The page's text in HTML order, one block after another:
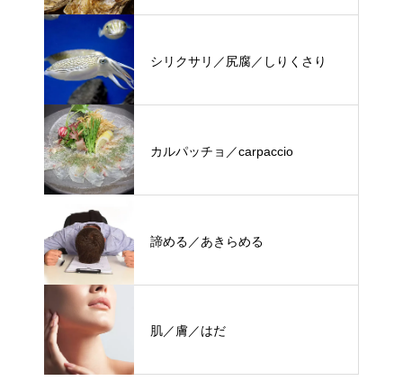
シリクサリ／尻腐／しりくさり
カルパッチョ／carpaccio
諦める／あきらめる
肌／膚／はだ